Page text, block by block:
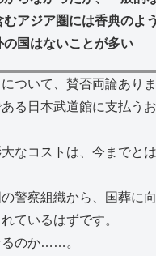
むアジア圏には香典のよ
の国はないことが多い
ついて、賛否両論ありま
る日本武道館に支払う
なコストは、今までと
警察組織から、国葬に
ているはずです。
るのか……。